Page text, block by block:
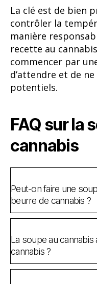
La clé est de bien
contrôler la
manière
recette au
commencer par
d’attendre et de
potentiels.
FAQ sur la
cannabis
Peut-on faire une
beurre de cannabis ?
La soupe au
cannabis ?